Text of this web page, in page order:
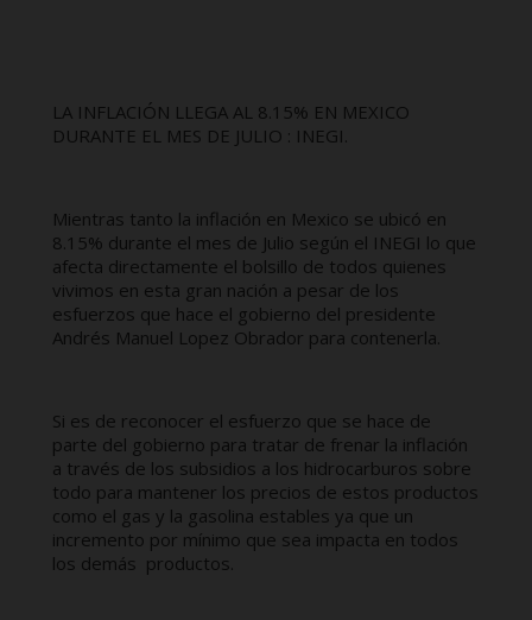
LA INFLACIÓN LLEGA AL 8.15% EN MEXICO
DURANTE EL MES DE JULIO : INEGI.
Mientras tanto la inflación en Mexico se ubicó en
8.15% durante el mes de Julio según el INEGI lo que
afecta directamente el bolsillo de todos quienes
vivimos en esta gran nación a pesar de los
esfuerzos que hace el gobierno del presidente
Andrés Manuel Lopez Obrador para contenerla.
Si es de reconocer el esfuerzo que se hace de
parte del gobierno para tratar de frenar la inflación
a través de los subsidios a los hidrocarburos sobre
todo para mantener los precios de estos productos
como el gas y la gasolina estables ya que un
incremento por mínimo que sea impacta en todos
los demás productos.